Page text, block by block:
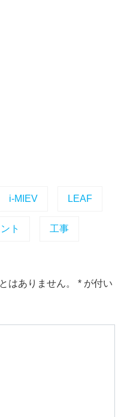
i-MIEV LEAF
ト 工事
はありません。 * が付い